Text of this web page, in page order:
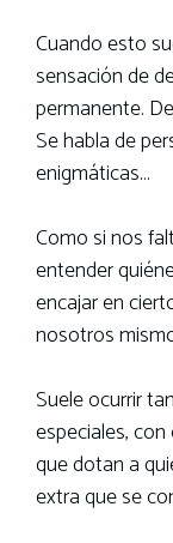
Cuando esto
sensación de
permanente.
Se habla de
enigmáticas…
Como si nos
entender
encajar en
nosotros
Suele ocurrir
especiales,
que dotan a
extra que se